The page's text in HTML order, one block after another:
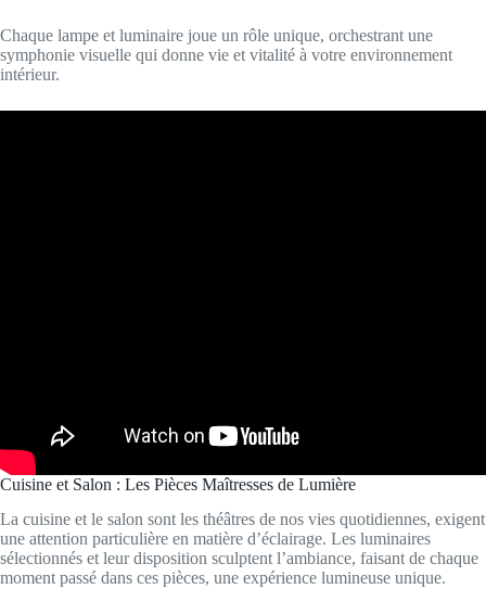
Chaque lampe et luminaire joue un rôle unique, orchestrant une
symphonie visuelle qui donne vie et vitalité à votre environnement
intérieur.
Cuisine et Salon : Les Pièces Maîtresses de Lumière
La cuisine et le salon sont les théâtres de nos vies quotidiennes, exigent
une attention particulière en matière d’éclairage. Les luminaires
sélectionnés et leur disposition sculptent l’ambiance, faisant de chaque
moment passé dans ces pièces, une expérience lumineuse unique.